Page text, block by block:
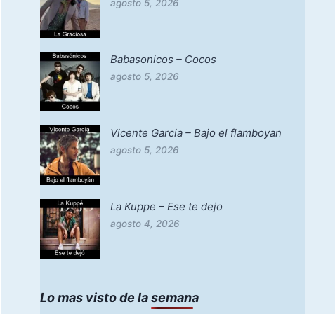
agosto 5, 2026
Babasonicos – Cocos
agosto 5, 2026
Vicente Garcia – Bajo el flamboyan
agosto 5, 2026
La Kuppe – Ese te dejo
agosto 4, 2026
Lo mas visto de la semana